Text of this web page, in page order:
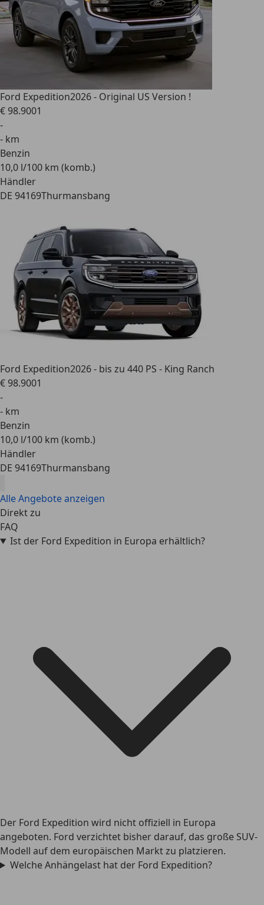
Ford Expedition2026 - Original US Version !
€ 98.9001
-
- km
Benzin
10,0 l/100 km (komb.)
Händler
DE 94169Thurmansbang
Ford Expedition2026 - bis zu 440 PS - King Ranch
€ 98.9001
-
- km
Benzin
10,0 l/100 km (komb.)
Händler
DE 94169Thurmansbang
Alle Angebote anzeigen
Direkt zu
FAQ
Ist der Ford Expedition in Europa erhältlich?
Der Ford Expedition wird nicht offiziell in Europa
angeboten. Ford verzichtet bisher darauf, das große SUV-
Modell auf dem europäischen Markt zu platzieren.
Welche Anhängelast hat der Ford Expedition?